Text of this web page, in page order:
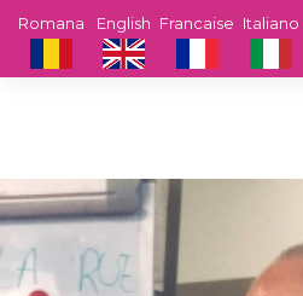
Italiano
Francaise
English
Romana